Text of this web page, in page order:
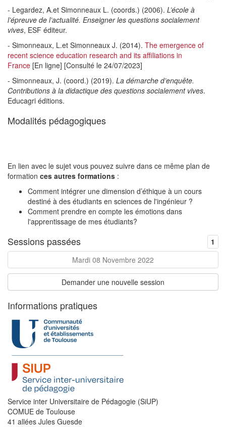
- Legardez, A.et Simonneaux L. (coords.) (2006). L’école à
l’épreuve de l’actualité. Enseigner les questions socialement
vives, ESF éditeur.
- Simonneaux, L.et Simonneaux J. (2014). The emergence of
recent science education research and its affiliations in
France [En ligne] [Consulté le 24/07/2023]
- Simonneaux, J. (coord.) (2019). La démarche d’enquête.
Contributions à la didactique des questions socialement vives.
Educagri éditions.
Modalités pédagogiques
En lien avec le sujet vous pouvez suivre dans ce même plan de
formation ces autres formations :
Comment intégrer une dimension d’éthique à un cours
destiné à des étudiants en sciences de l'ingénieur ?
Comment prendre en compte les émotions dans
l'apprentissage de mes étudiants?
Sessions passées 1
Mardi 08 Novembre 2022
Demander une nouvelle session
Informations pratiques
Service inter Universitaire de Pédagogie (SiUP)
COMUE de Toulouse
41 allées Jules Guesde